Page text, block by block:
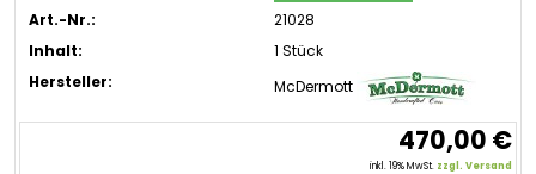
Art.-Nr.:
21028
Inhalt:
1 Stück
Hersteller:
McDermott
470,00 €
inkl. 19% MwSt. zzgl. Versand